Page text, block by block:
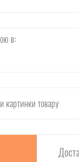
в:
картинки товару